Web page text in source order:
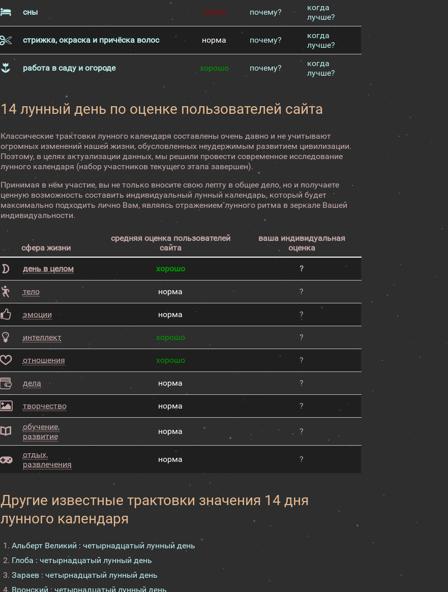
сны плохо почему?
когда
лучше?
стрижка, окраска и причёска волос норма почему?
когда
лучше?
работа в саду и огороде хорошо почему?
когда
лучше?
14 лунный день по оценке пользователей сайта
Классические трактовки лунного календаря составлены очень давно и не учитывают
огромных изменений нашей жизни, обусловленных неудержимым развитием цивилизации.
Поэтому, в целях актуализации данных, мы решили провести современное исследование
лунного календаря (набор участников текущего этапа завершен).
Принимая в нём участие, вы не только вносите свою лепту в общее дело, но и получаете
ценную возможность составить индивидуальный лунный календарь, который будет
максимально подходить лично Вам, являясь отражением лунного ритма в зеркале Вашей
индивидуальности.
сфера жизни
средняя оценка пользователей
сайта
ваша индивидуальная
оценка
день в целом хорошо ?
тело норма ?
эмоции норма ?
интеллект хорошо ?
отношения хорошо ?
дела норма ?
творчество норма ?
обучение,
развитие
норма ?
отдых,
развлечения
норма ?
Другие известные трактовки значения 14 дня
лунного календаря
Альберт Великий : четырнадцатый лунный день
Глоба : четырнадцатый лунный день
Зараев : четырнадцатый лунный день
Вронский : четырнадцатый лунный день